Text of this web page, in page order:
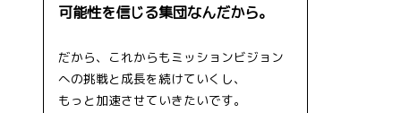
可能性を信じる集団なんだから。
だから、これからもミッションビジョン
への挑戦と成長を続けていくし、
もっと加速させていきたいです。